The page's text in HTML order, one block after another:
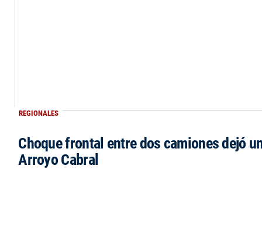
REGIONALES
Choque frontal entre dos camiones dejó
Arroyo Cabral